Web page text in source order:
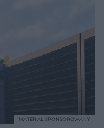
MATERIAŁ SPONSOROWANY